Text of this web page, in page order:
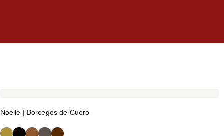
Noelle | Borcegos de Cuero